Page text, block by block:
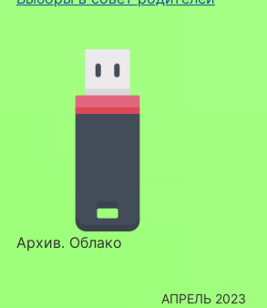
Архив. Облако
АПРЕЛЬ 2023